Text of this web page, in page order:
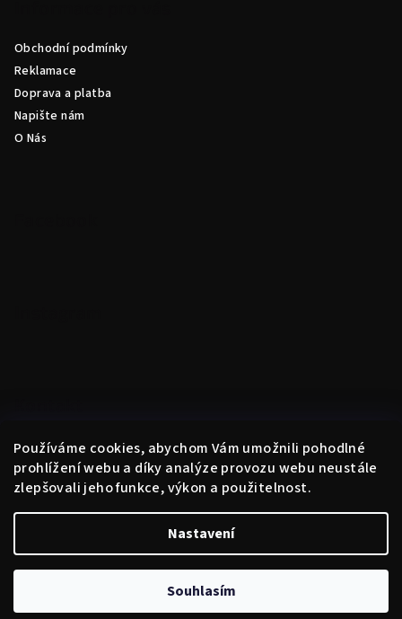
Používáme cookies, abychom Vám umožnili pohodlné
prohlížení webu a díky analýze provozu webu neustále
zlepšovali jeho funkce, výkon a použitelnost.
Nastavení
Souhlasím
Obchodní podmínky
Reklamace
Doprava a platba
Napište nám
O Nás
obchod@instantne.cz
+420 720 025 433
Vytvořil Shoptet